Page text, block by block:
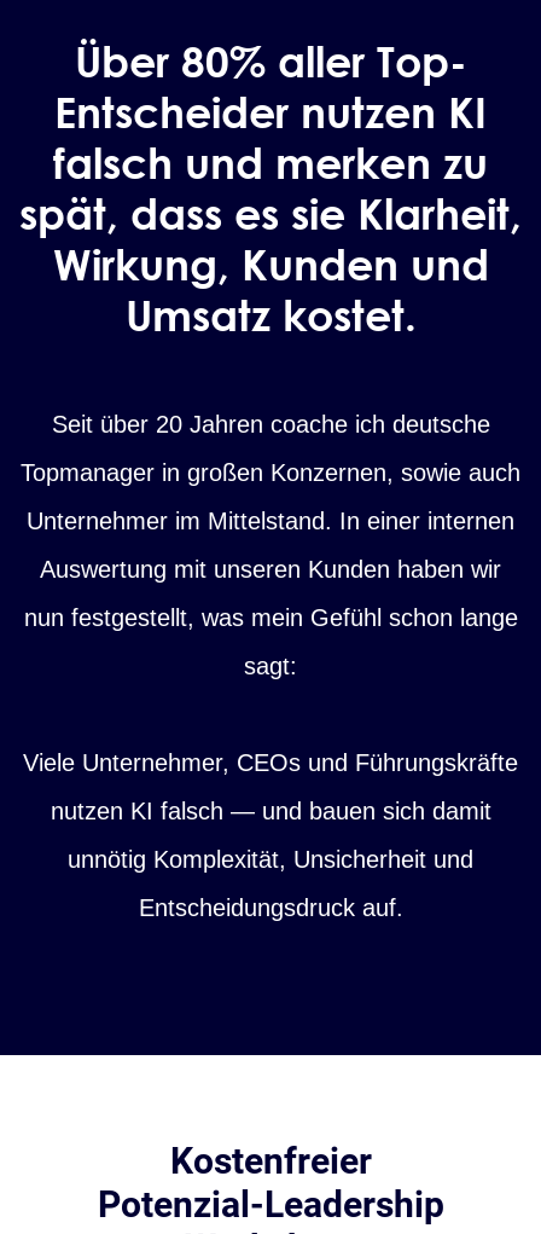
Über 80% aller Top-
Entscheider nutzen KI
falsch und merken zu
spät, dass es sie Klarheit,
Wirkung, Kunden und
Umsatz kostet.
Seit über 20 Jahren coache ich deutsche
Topmanager in großen Konzernen, sowie auch
Unternehmer im Mittelstand. In einer internen
Auswertung mit unseren Kunden haben wir
nun festgestellt, was mein Gefühl schon lange
sagt:
Viele Unternehmer, CEOs und Führungskräfte
nutzen KI falsch — und bauen sich damit
unnötig Komplexität, Unsicherheit und
Entscheidungsdruck auf.
Kostenfreier
Potenzial-Leadership